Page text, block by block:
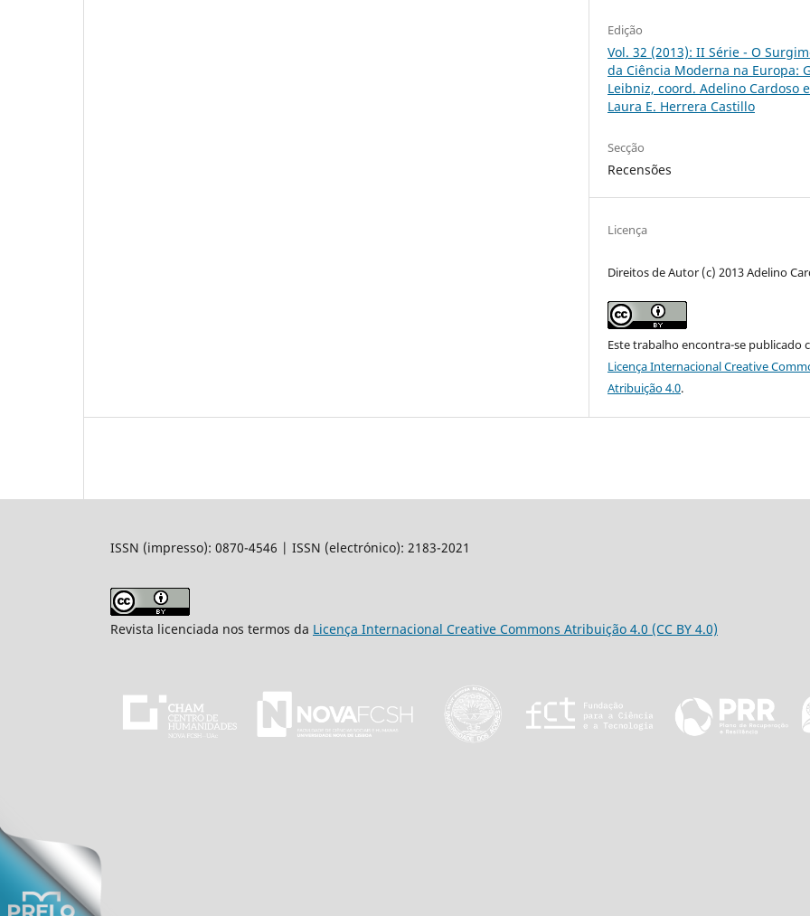
Edição
Vol. 32 (2013): II Série - O
da Ciência Moderna na Europa:
Leibniz, coord. Adelino Cardoso e
Laura E. Herrera Castillo
Secção
Recensões
Licença
Direitos de Autor (c) 2013 Adelino
Este trabalho encontra-se publicado
Licença Internacional Creative
Atribuição 4.0.
ISSN (impresso): 0870-4546 | ISSN (electrónico): 2183-2021
Revista licenciada nos termos da Licença Internacional Creative Commons Atribuição 4.0 (CC BY 4.0)